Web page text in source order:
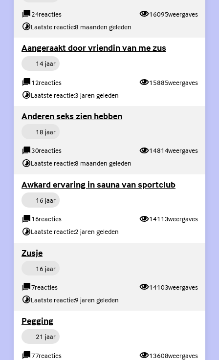
24reacties 16095weergaves
Laatste reactie:8 maanden geleden
Aangeraakt door vriendin van me zus
Persoon14 jaar
12reacties 15885weergaves
Laatste reactie:3 jaren geleden
Anderen seks zien hebben
Persoon18 jaar
30reacties 14814weergaves
Laatste reactie:8 maanden geleden
Awkard ervaring in sauna van sportclub
Persoon16 jaar
16reacties 14113weergaves
Laatste reactie:2 jaren geleden
Zusje
Persoon16 jaar
7reacties 14103weergaves
Laatste reactie:9 jaren geleden
Pegging
Persoon21 jaar
77reacties 13608weergaves